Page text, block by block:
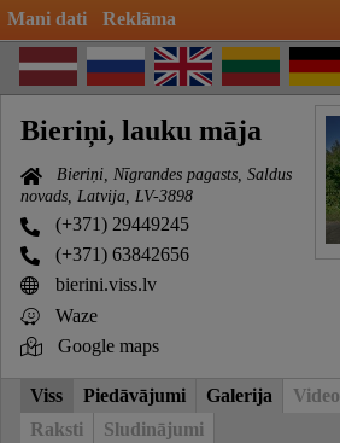
Mani dati
Reklāma
Bieriņi, lauku māja
Bieriņi, Nīgrandes pagasts, Saldus
novads, Latvija, LV-3898
(+371) 29449245
(+371) 63842656
bierini.viss.lv
Waze
Google maps
Viss Piedāvājumi Galerija Video
Raksti
Sludinājumi